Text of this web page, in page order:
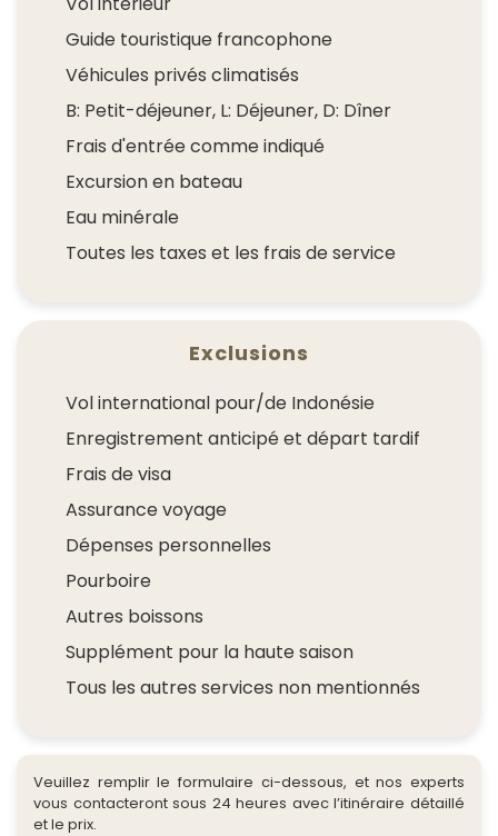
Guide touristique francophone
Véhicules privés climatisés
B: Petit-déjeuner, L: Déjeuner, D: Dîner
Frais d'entrée comme indiqué
Excursion en bateau
Eau minérale
Toutes les taxes et les frais de service
Exclusions
Vol international pour/de Indonésie
Enregistrement anticipé et départ tardif
Frais de visa
Assurance voyage
Dépenses personnelles
Pourboire
Autres boissons
Supplément pour la haute saison
Tous les autres services non mentionnés
Veuillez remplir le formulaire ci-dessous, et nos experts
vous contacteront sous 24 heures avec l’itinéraire détaillé
et le prix.